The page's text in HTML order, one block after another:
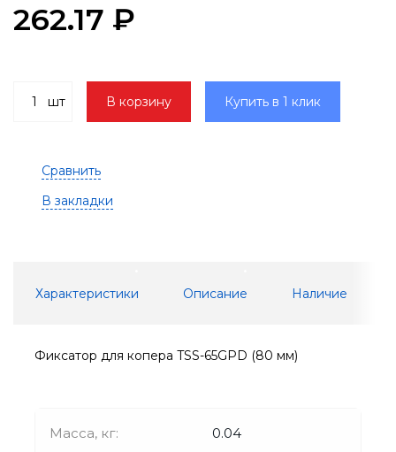
262.17 ₽
шт В корзину Купить в 1 клик
Сравнить
В закладки
Характеристики Описание Наличие
Фиксатор для копера TSS-65GPD (80 мм)
Масса, кг: 0.04